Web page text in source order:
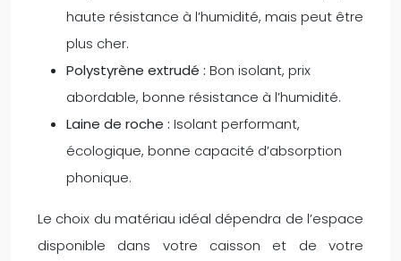
haute résistance à l’humidité, mais peut être
plus cher.
Polystyrène extrudé : Bon isolant, prix
abordable, bonne résistance à l’humidité.
Laine de roche : Isolant performant,
écologique, bonne capacité d’absorption
phonique.
Le choix du matériau idéal dépendra de l’espace
disponible dans votre caisson et de votre